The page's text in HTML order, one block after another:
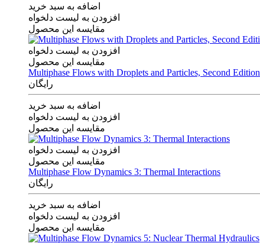
اضافه به سبد خرید
افزودن به لیست دلخواه
مقایسه این محصول
افزودن به لیست دلخواه
مقایسه این محصول
Multiphase Flows with Droplets and Particles, Second Edition
رایگان
اضافه به سبد خرید
افزودن به لیست دلخواه
مقایسه این محصول
افزودن به لیست دلخواه
مقایسه این محصول
Multiphase Flow Dynamics 3: Thermal Interactions
رایگان
اضافه به سبد خرید
افزودن به لیست دلخواه
مقایسه این محصول